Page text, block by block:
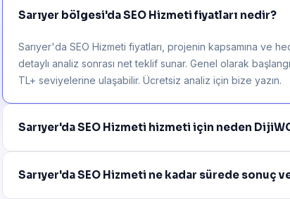
Sarıyer bölgesi'da SEO Hizmeti fiyatları nedir?
Sarıyer'da SEO Hizmeti fiyatları, projenin kapsamına ve
detaylı analiz sonrası net teklif sunar. Genel olarak
TL+ seviyelerine ulaşabilir. Ücretsiz analiz için bize yazın.
Sarıyer'da SEO Hizmeti hizmeti için neden
Sarıyer'da SEO Hizmeti ne kadar sürede sonuç